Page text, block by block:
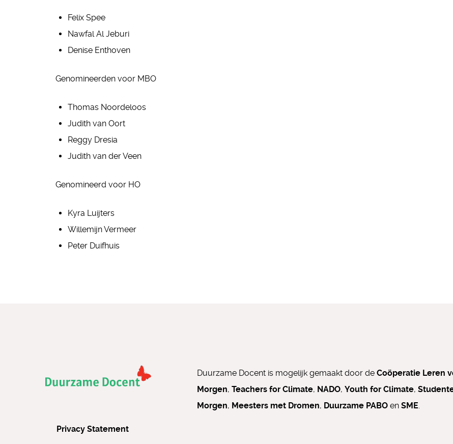
Felix Spee
Nawfal Al Jeburi
Denise Enthoven
Genomineerden voor MBO
Thomas Noordeloos
Judith van Oort
Reggy Dresia
Judith van der Veen
Genomineerd voor HO
Kyra Luijters
Willemijn Vermeer
Peter Duifhuis
Privacy Statement
Duurzame Docent is mogelijk gemaakt door de Coöperatie Leren
Morgen, Teachers for Climate, NADO, Youth for Climate,
Morgen, Meesters met Dromen, Duurzame PABO en SME.